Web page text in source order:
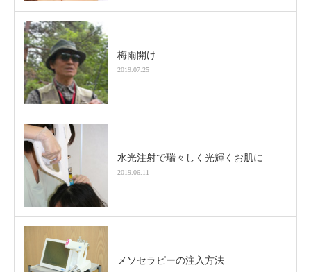
梅雨開け
2019.07.25
水光注射で瑞々しく光輝くお肌に
2019.06.11
メソセラピーの注入方法